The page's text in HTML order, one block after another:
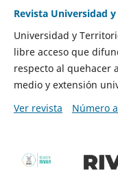
Revista Universidad
Universidad y
libre acceso que
respecto al quehacer
medio y extensión
Ver revista
Número